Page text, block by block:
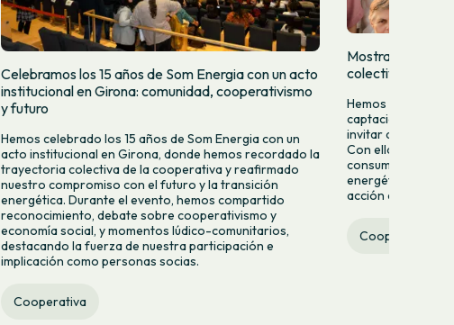
Celebramos los 15 años de Som Energia con un acto
institucional en Girona: comunidad, cooperativismo
y futuro
Hemos celebrado los 15 años de Som Energia con un
acto institucional en Girona, donde hemos recordado la
trayectoria colectiva de la cooperativa y reafirmado
nuestro compromiso con el futuro y la transición
energética. Durante el evento, hemos compartido
reconocimiento, debate sobre cooperativismo y
economía social, y momentos lúdico-comunitarios,
destacando la fuerza de nuestra participación e
implicación como personas socias.
Cooperativa
Mostramos
colectivamente
Hemos lanzado
captación para
invitar a más
Con ella
consumir energía
energético desde
acción colectiva.
Cooperativa